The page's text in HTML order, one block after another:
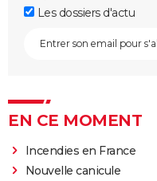
Les dossiers d'actu
EN CE MOMENT
Incendies en France
Nouvelle canicule